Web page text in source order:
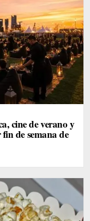
cine de verano y
de semana de